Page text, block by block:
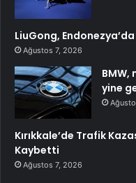
LiuGong,
Ağustos 7, 2026
BMW,
yine
Kırıkkale’de Trafik
Kaybetti
Ağustos 7, 2026